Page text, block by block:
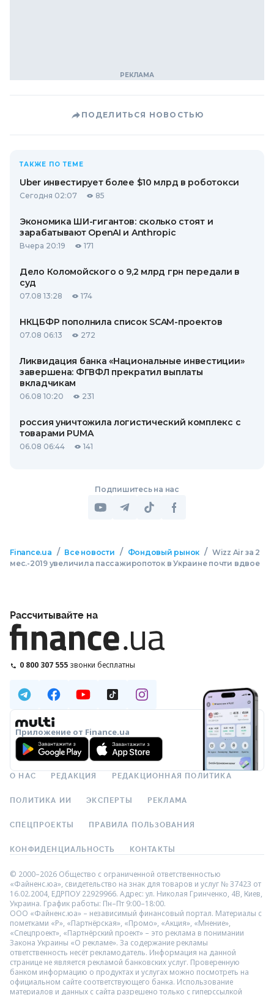
ПОДЕЛИТЬСЯ НОВОСТЬЮ
ТАКЖЕ ПО ТЕМЕ
Uber инвестирует более $10 млрд в роботокси
Сегодня 02:07 85
Экономика ШИ-гигантов: сколько стоят и
зарабатывают OpenAI и Anthropic
Вчера 20:19 171
Дело Коломойского о 9,2 млрд грн передали в
суд
07.08 13:28 174
НКЦБФР пополнила список SCAM-проектов
07.08 06:13 272
Ликвидация банка «Национальные инвестиции»
завершена: ФГВФЛ прекратил выплаты
вкладчикам
06.08 10:20 231
россия уничтожила логистический комплекс с
товарами PUMA
06.08 06:44 141
Подпишитесь на нас
Finance.ua / Все новости / Фондовый рынок / Wizz Air за 2
мес.-2019 увеличила пассажиропоток в Украине почти вдвое
Рассчитывайте на
0 800 307 555 звонки бесплатны
Приложение от Finance.ua
О НАС РЕДАКЦИЯ РЕДАКЦИОННАЯ ПОЛИТИКА
ПОЛИТИКА ИИ ЭКСПЕРТЫ РЕКЛАМА
СПЕЦПРОЕКТЫ ПРАВИЛА ПОЛЬЗОВАНИЯ
КОНФИДЕНЦИАЛЬНОСТЬ КОНТАКТЫ
© 2000–2026 Общество с ограниченной ответственностью
«Файненс.юа», свидетельство на знак для товаров и услуг № 37423 от
16.02.2004, ЕДРПОУ 22929966. Адрес: ул. Николая Гринченко, 4В, Киев,
Украина. График работы: Пн–Пт 9:00–18:00.
ООО «Файненс.юа» – независимый финансовый портал. Материалы с
пометками «Р», «Партнёрская», «Промо», «Акция», «Мнение»,
«Спецпроект», «Партнёрский проект» – это реклама в понимании
Закона Украины «О рекламе». За содержание рекламы
ответственность несёт рекламодатель. Информация на данной
странице не является рекламой банковских услуг. Проверенную
банком информацию о продуктах и услугах можно посмотреть на
официальном сайте соответствующего банка. Использование
материалов и данных с сайта разрешено только с гиперссылкой